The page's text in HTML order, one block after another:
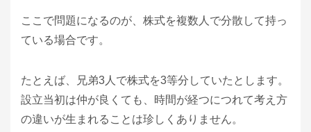
ここで問題になるのが、株式を複数人で分散して持っ
ている場合です。
たとえば、兄弟3人で株式を3等分していたとします。
設立当初は仲が良くても、時間が経つにつれて考え方
の違いが生まれることは珍しくありません。